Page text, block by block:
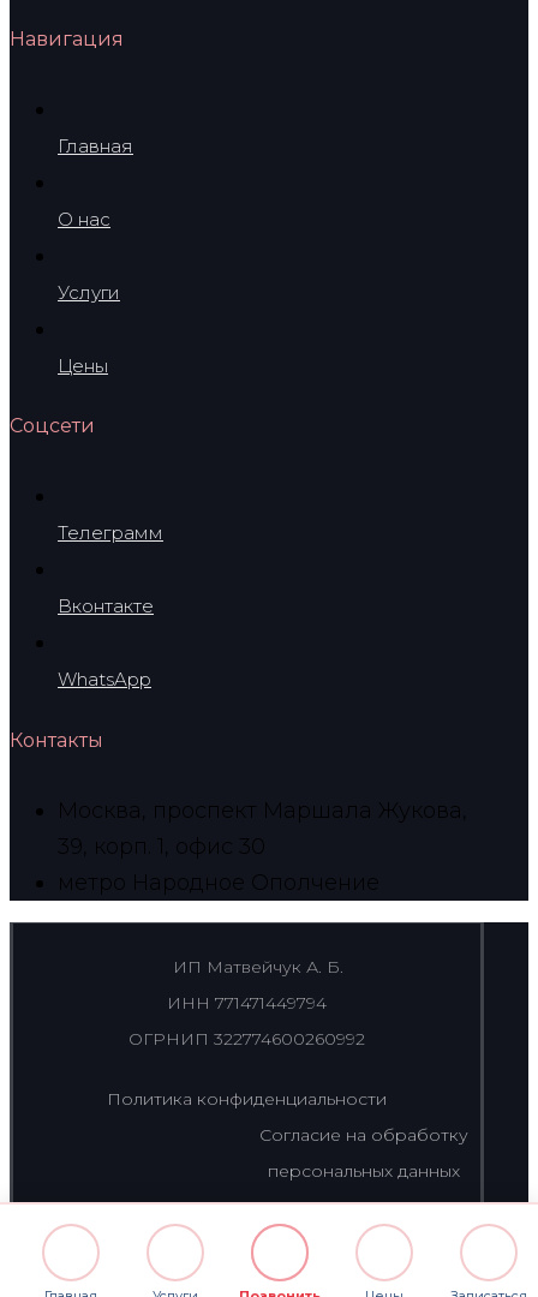
Навигация
Главная
О нас
Услуги
Цены
Соцсети
Телеграмм
Вконтакте
WhatsApp
Контакты
Москва, проспект Маршала Жукова,
39, корп. 1, офис 30
метро Народное Ополчение
ИП Матвейчук А. Б.
ИНН 771471449794
ОГРНИП 322774600260992
Политика конфиденциальности
Согласие на обработку
персональных данных